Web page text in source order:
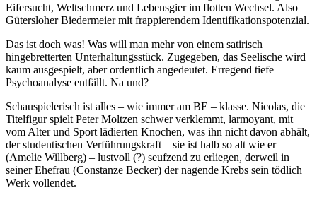
Eifersucht, Weltschmerz und Lebensgier im flotten Wechsel. Also
Gütersloher Biedermeier mit frappierendem Identifikationspotenzial.
Das ist doch was! Was will man mehr von einem satirisch
hingebretterten Unterhaltungsstück. Zugegeben, das Seelische wird
kaum ausgespielt, aber ordentlich angedeutet. Erregend tiefe
Psychoanalyse entfällt. Na und?
Schauspielerisch ist alles – wie immer am BE – klasse. Nicolas, die
Titelfigur spielt Peter Moltzen schwer verklemmt, larmoyant, mit
vom Alter und Sport lädierten Knochen, was ihn nicht davon abhält,
der studentischen Verführungskraft – sie ist halb so alt wie er
(Amelie Willberg) – lustvoll (?) seufzend zu erliegen, derweil in
seiner Ehefrau (Constanze Becker) der nagende Krebs sein tödlich
Werk vollendet.